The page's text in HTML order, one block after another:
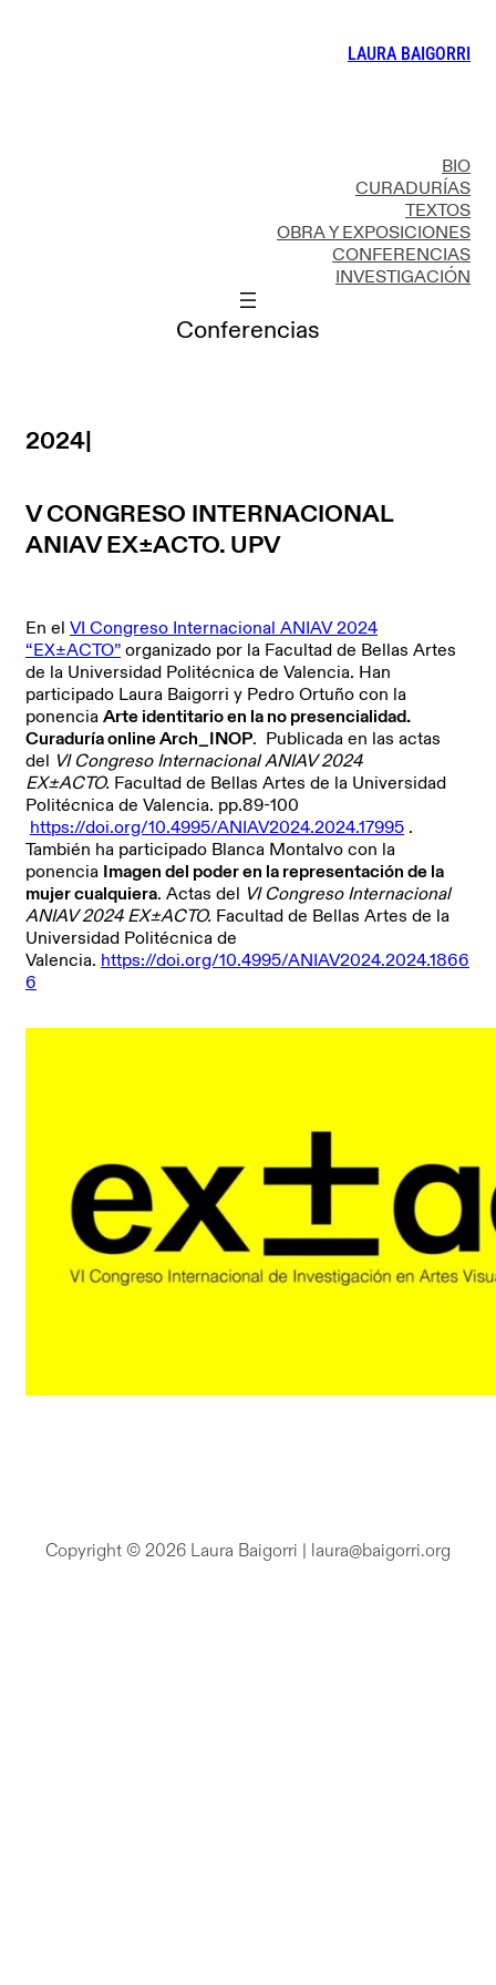
LAURA BAIGORRI
BIO
CURADURÍAS
TEXTOS
OBRA Y EXPOSICIONES
CONFERENCIAS
INVESTIGACIÓN
Conferencias
2024|
V CONGRESO INTERNACIONAL
ANIAV EX±ACTO. UPV
En el VI Congreso Internacional ANIAV 2024
“EX±ACTO” organizado por la Facultad de Bellas Artes
de la Universidad Politécnica de Valencia. Han
participado Laura Baigorri y Pedro Ortuño con la
ponencia Arte identitario en la no presencialidad.
Curaduría online Arch_INOP. Publicada en las actas
del VI Congreso Internacional ANIAV 2024
EX±ACTO. Facultad de Bellas Artes de la Universidad
Politécnica de Valencia. pp.89-100
https://doi.org/10.4995/ANIAV2024.2024.17995 .
También ha participado Blanca Montalvo con la
ponencia Imagen del poder en la representación de la
mujer cualquiera. Actas del VI Congreso Internacional
ANIAV 2024 EX±ACTO. Facultad de Bellas Artes de la
Universidad Politécnica de
Valencia. https://doi.org/10.4995/ANIAV2024.2024.1866
6
Copyright © 2026 Laura Baigorri | laura@baigorri.org